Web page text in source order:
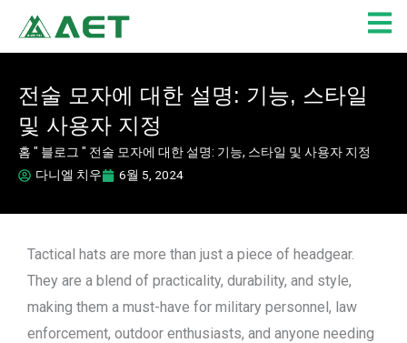
츠
전술 모자에 대한 설명: 기능, 스타일
및 사용자 지정
홈 " 블로그 " 전술 모자에 대한 설명: 기능, 스타일 및 사용자 지정
다니엘 치우
6월 5, 2024
Tactical hats are more than just a piece of headgear.
They are a blend of practicality, durability, and style,
making them a must-have for military personnel, law
enforcement, outdoor enthusiasts, and anyone needing